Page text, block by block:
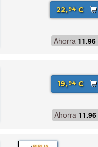
22,94€
Ahorra 11.96
19,94€
Ahorra 11.96